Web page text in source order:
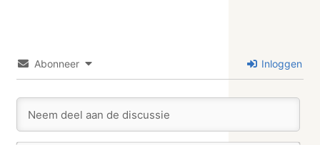
Abonneer Inloggen